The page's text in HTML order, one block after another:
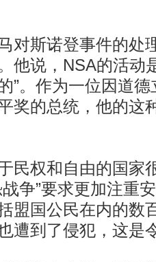
斯诺登事件的处
他说，NSA的活动
”。作为一位因道
奖的总统，他的这
权和自由的国家
争”要求更加注重
盟国公民在内的数
遭到了侵犯，这是